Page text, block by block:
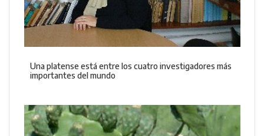
Una platense está entre los cuatro investigadores más
importantes del mundo